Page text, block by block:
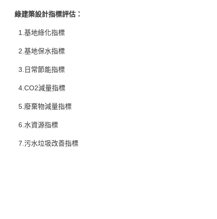
綠建築設計指標評估 ：
1.基地綠化指標
2.基地保水指標
3.日常節能指標
4.CO2減量指標
5.廢棄物減量指標
6.水資源指標
7.污水垃圾改善指標